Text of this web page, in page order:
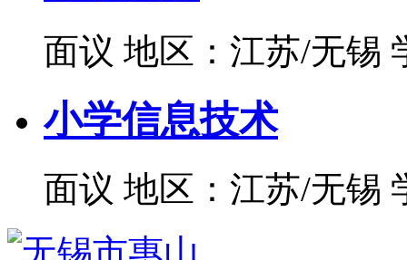
面议 地区：江苏/无锡
小学信息技术
面议 地区：江苏/无锡